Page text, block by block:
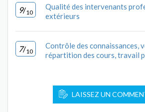
9/10
Qualité des intervenants
extérieurs
7/10
Contrôle des connaissances,
répartition des cours, travail
LAISSEZ UN